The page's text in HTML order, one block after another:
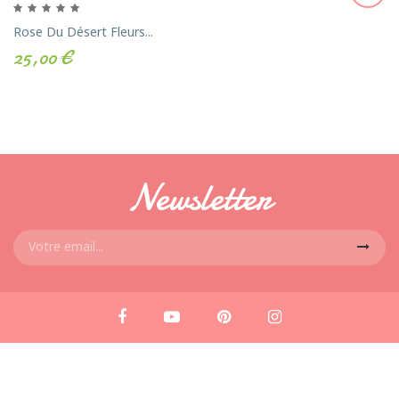
Rose Du Désert Fleurs...
25,00 €
Newsletter